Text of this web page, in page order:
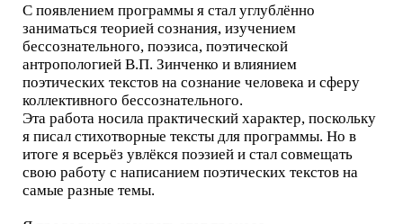
С появлением программы я стал углублённо
заниматься теорией сознания, изучением
бессознательного, поэзиса, поэтической
антропологией В.П. Зинченко и влиянием
поэтических текстов на сознание человека и сферу
коллективного бессознательного.
Эта работа носила практический характер, поскольку
я писал стихотворные тексты для программы. Но в
итоге я всерьёз увлёкся поэзией и стал совмещать
свою работу с написанием поэтических текстов на
самые разные темы.